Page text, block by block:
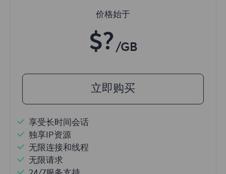
价格始于
$? /GB
立即购买
享受长时间会话
独享IP资源
无限连接和线程
无限请求